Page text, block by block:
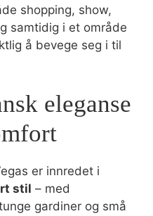
shopping, show,
samtidig i et område
å bevege seg i til
eleganse
er innredet i
stil – med
gardiner og små